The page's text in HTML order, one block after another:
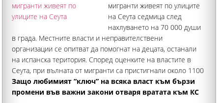
мигранти живеят по улиците
на Сеута седмица след
нахлуването на 70 000 души
в града. Местните власти и неправителствени
организации се опитват да помогнат на децата, останали
на испанска територия. Според оценките на властите в
Сеута, при вълната от мигранти са пристигнали около 1100
непълнолетни лица
Защо любимият “ключ” на всяка власт към бързи
промени във важни закони отваря вратата към КС